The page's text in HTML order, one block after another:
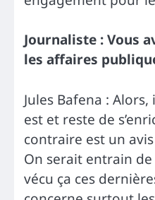
Journaliste : Vous
les affaires
Jules Bafena :
est et reste de
contraire est un
On serait entrain
vécu ça ces